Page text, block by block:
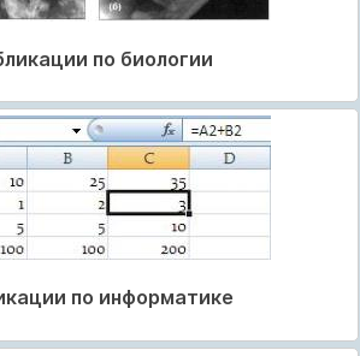
по биологии
по информатике